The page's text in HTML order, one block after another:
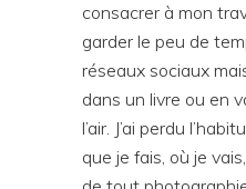
consacrer à mon
garder le peu de
réseaux sociaux
dans un livre ou en
l’air. J’ai perdu
que je fais, où je